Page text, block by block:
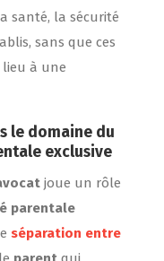
santé, la sécurité
sans que ces
à une
le domaine du
exclusive
joue un rôle
parentale
séparation entre